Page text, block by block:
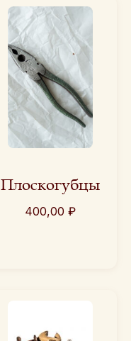
Плоскогубцы
400,00 ₽